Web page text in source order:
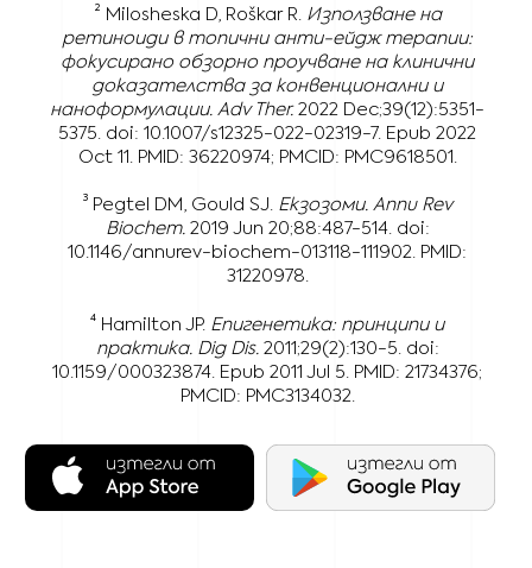
² Milosheska D, Roškar R. Използване на
ретиноиди в топични анти-ейдж терапии:
фокусирано обзорно проучване на клинични
доказателства за конвенционални и
наноформулации. Adv Ther.2022 Dec;39(12):5351-
5375. doi: 10.1007/s12325-022-02319-7. Epub 2022
Oct 11. PMID: 36220974; PMCID: PMC9618501.
³ Pegtel DM, Gould SJ. Екзозоми. Annu Rev
Biochem.2019 Jun 20;88:487-514. doi:
10.1146/annurev-biochem-013118-111902. PMID:
31220978.
⁴ Hamilton JP. Епигенетика: принципи и
практика. Dig Dis.2011;29(2):130-5. doi:
10.1159/000323874. Epub 2011 Jul 5. PMID: 21734376;
PMCID: PMC3134032.